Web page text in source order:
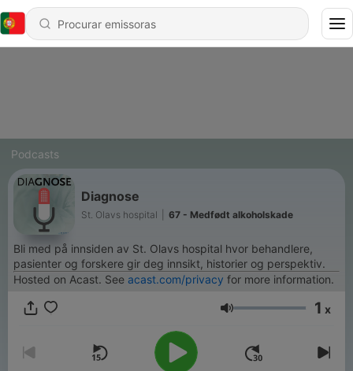
Podcasts
Diagnose
St. Olavs hospital 67 - Medfødt alkoholskade
Bli med på innsiden av St. Olavs hospital hvor behandlere,
pasienter og forskere gir deg innsikt, historier og perspektiv.
Hosted on Acast. See acast.com/privacy for more information.
Volume 1 x